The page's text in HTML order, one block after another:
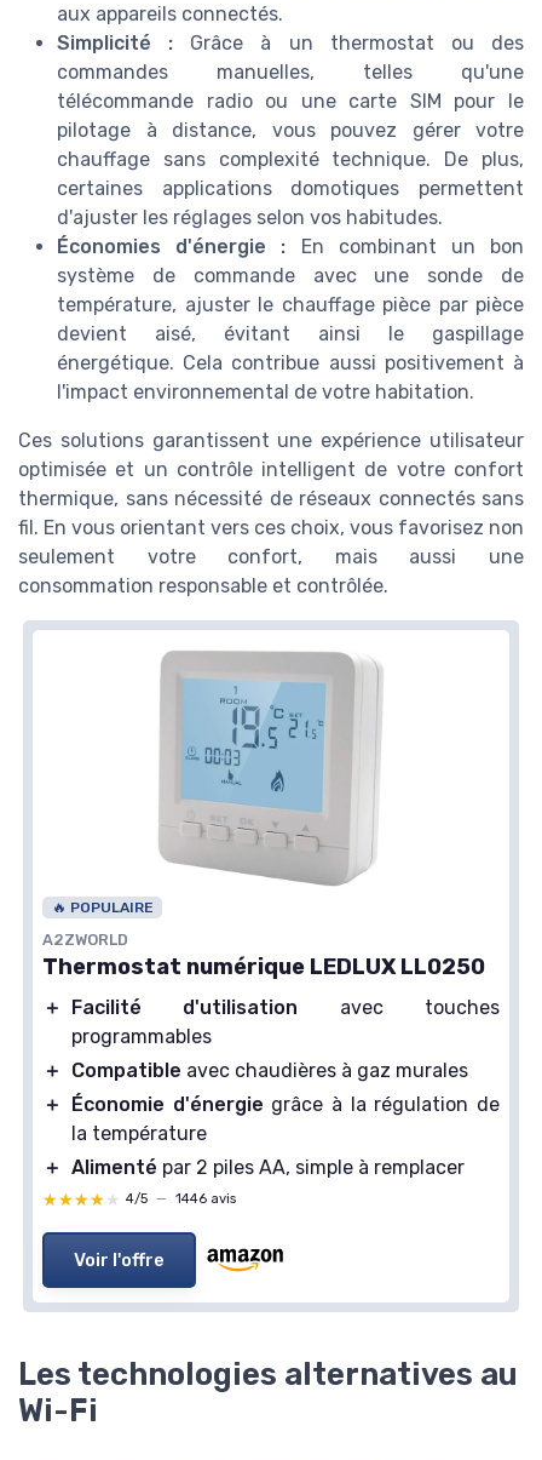
aux appareils connectés.
Simplicité : Grâce à un thermostat ou des
commandes manuelles, telles qu'une
télécommande radio ou une carte SIM pour le
pilotage à distance, vous pouvez gérer votre
chauffage sans complexité technique. De plus,
certaines applications domotiques permettent
d'ajuster les réglages selon vos habitudes.
Économies d'énergie : En combinant un bon
système de commande avec une sonde de
température, ajuster le chauffage pièce par pièce
devient aisé, évitant ainsi le gaspillage
énergétique. Cela contribue aussi positivement à
l'impact environnemental de votre habitation.
Ces solutions garantissent une expérience utilisateur
optimisée et un contrôle intelligent de votre confort
thermique, sans nécessité de réseaux connectés sans
fil. En vous orientant vers ces choix, vous favorisez non
seulement votre confort, mais aussi une
consommation responsable et contrôlée.
🔥 POPULAIRE
A2ZWORLD
Thermostat numérique LEDLUX LL0250
＋ Facilité d'utilisation avec touches
programmables
＋
Compatible avec chaudières à gaz murales
＋
Économie d'énergie grâce à la régulation de
la température
＋ Alimenté par 2 piles AA, simple à remplacer
★★★★★
★★★★★ 4/5 — 1446 avis
Voir l'offre
Les technologies alternatives au
Wi-Fi